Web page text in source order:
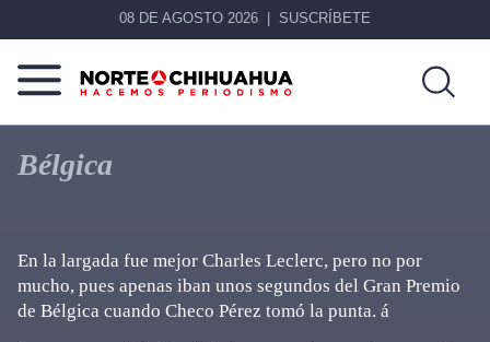
08 DE AGOSTO 2026 SUSCRÍBETE
Norte
De
Chihuahua
Más
que
noticias,
Bélgica
En la largada fue mejor Charles Leclerc, pero no por
mucho, pues apenas iban unos segundos del Gran Premio
de Bélgica cuando Checo Pérez tomó la punta. á